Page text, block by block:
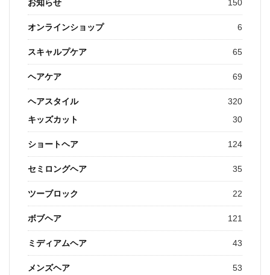
お知らせ 150
オンラインショップ 6
スキャルプケア 65
ヘアケア 69
ヘアスタイル
320
キッズカット
30
ショートヘア 124
セミロングヘア 35
ツーブロック 22
ボブヘア 121
ミディアムヘア 43
メンズヘア 53